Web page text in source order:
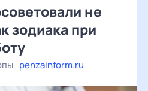
не
зодиака при
penzainform.ru